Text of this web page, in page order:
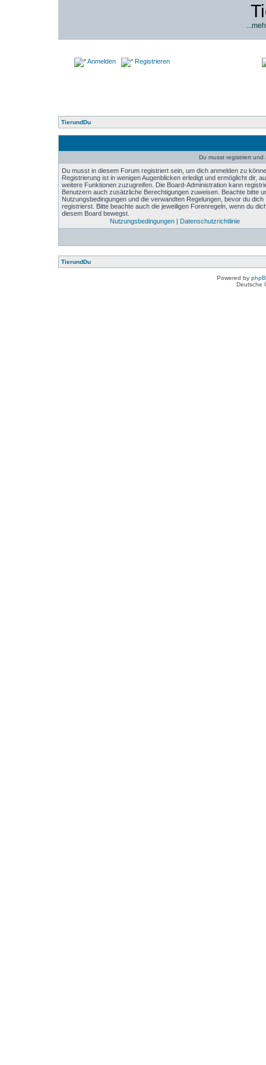
Anmelden Registrieren
TierundDu
Du musst registriert
Du musst in diesem Forum registriert sein, um dich anmelden zu
Registrierung ist in wenigen Augenblicken erledigt und ermöglicht dir,
weitere Funktionen zuzugreifen. Die Board-Administration kann
Benutzern auch zusätzliche Berechtigungen zuweisen. Beachte bitte
Nutzungsbedingungen und die verwandten Regelungen, bevor du dich
registrierst. Bitte beachte auch die jeweiligen Forenregeln, wenn du
diesem Board bewegst.
Nutzungsbedingungen| Datenschutzrichtlinie
TierundDu
Powered by
Deutsche